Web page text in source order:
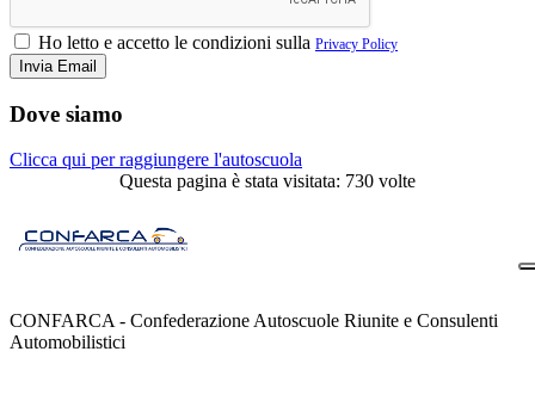
Ho letto e accetto le condizioni sulla Privacy Policy
Dove siamo
Clicca qui per raggiungere l'autoscuola
Questa pagina è stata visitata: 730 volte
CONFARCA - Confederazione Autoscuole Riunite e Consulenti
Automobilistici